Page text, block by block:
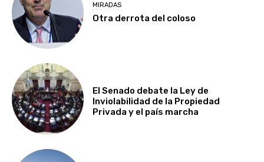
MIRADAS
Otra derrota del coloso
El Senado debate la Ley de
Inviolabilidad de la Propiedad
Privada y el país marcha